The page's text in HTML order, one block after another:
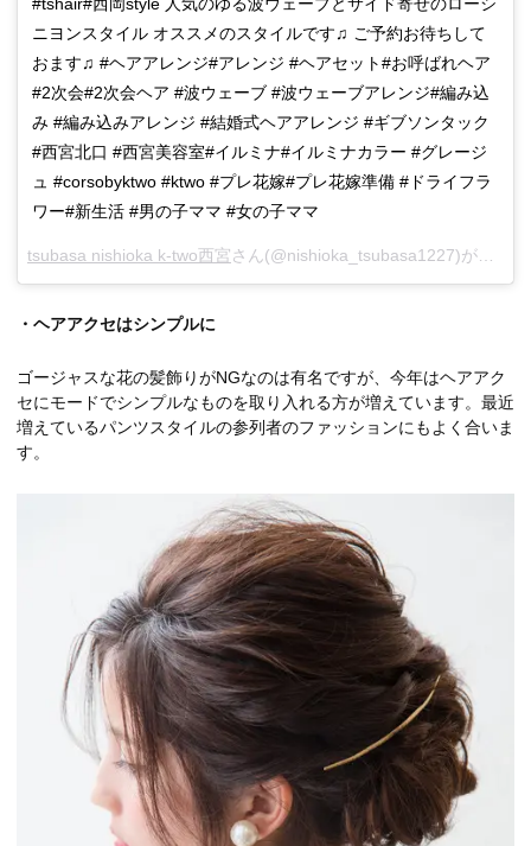
#tshair#西岡style 人気のゆる波ウェーブとサイド寄せのローシ
ニヨンスタイル オススメのスタイルです♫ ご予約お待ちして
おます♫ #ヘアアレンジ#アレンジ #ヘアセット#お呼ばれヘア
#2次会#2次会ヘア #波ウェーブ #波ウェーブアレンジ#編み込
み #編み込みアレンジ #結婚式ヘアアレンジ #ギブソンタック
#西宮北口 #西宮美容室#イルミナ#イルミナカラー #グレージ
ュ #corsobyktwo #ktwo #プレ花嫁#プレ花嫁準備 #ドライフラ
ワー#新生活 #男の子ママ #女の子ママ
tsubasa nishioka k-two西宮さん(@nishioka_tsubasa1227)がシェアした投稿 –
・ヘアアクセはシンプルに
ゴージャスな花の髪飾りがNGなのは有名ですが、今年はヘアアク
セにモードでシンプルなものを取り入れる方が増えています。最近
増えているパンツスタイルの参列者のファッションにもよく合いま
す。